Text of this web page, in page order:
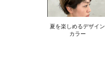
夏を楽しめるデザイン
カラー